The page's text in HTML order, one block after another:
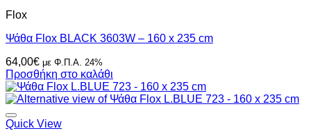
Flox
Ψάθα Flox BLACK 3603W – 160 x 235 cm
64,00€ με Φ.Π.Α. 24%
Προσθήκη στο καλάθι
Quick View